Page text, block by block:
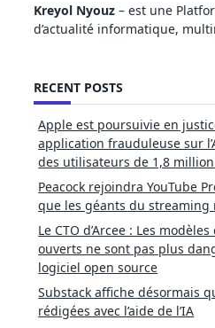
Kreyol Nyouz – est une
d’actualité informatique,
RECENT POSTS
Apple est poursuivie en
application frauduleuse sur
des utilisateurs de 1,8
Peacock rejoindra YouTube
que les géants du
Le CTO d’Arcee : Les
ouverts ne sont pas plus
logiciel open source
Substack affiche désormais
rédigées avec l’aide de l’IA